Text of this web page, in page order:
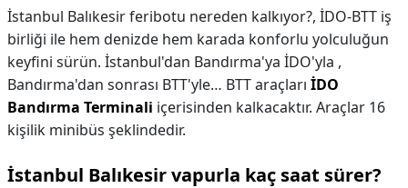
İstanbul Balıkesir feribotu nereden kalkıyor?, İDO-BTT iş
birliği ile hem denizde hem karada konforlu yolculuğun
keyfini sürün. İstanbul'dan Bandırma'ya İDO'yla ,
Bandırma'dan sonrası BTT'yle… BTT araçları İDO
Bandırma Terminali içerisinden kalkacaktır. Araçlar 16
kişilik minibüs şeklindedir.
İstanbul Balıkesir vapurla kaç saat sürer?